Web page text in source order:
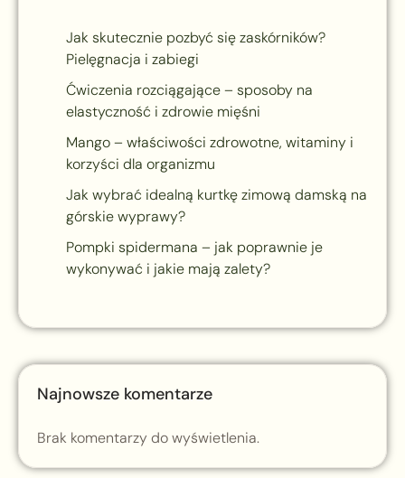
Jak skutecznie pozbyć się zaskórników?
Pielęgnacja i zabiegi
Ćwiczenia rozciągające – sposoby na
elastyczność i zdrowie mięśni
Mango – właściwości zdrowotne, witaminy i
korzyści dla organizmu
Jak wybrać idealną kurtkę zimową damską na
górskie wyprawy?
Pompki spidermana – jak poprawnie je
wykonywać i jakie mają zalety?
Najnowsze komentarze
Brak komentarzy do wyświetlenia.